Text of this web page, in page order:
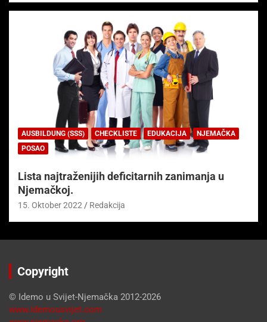
AUSBILDUNG (SSS) CHECKLISTE EDUKACIJA
NJEMAČKA
POSAO
Lista najtraženijih deficitarnih zanimanja u
Njemačkoj.
15. Oktober 2022 Redakcija
Copyright
© Idemo u Svijet-Njemačka 2012-2026
www.idemousvijet.com